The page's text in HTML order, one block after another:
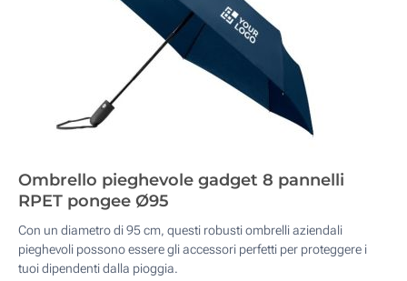
Ombrello pieghevole gadget 8 pannelli
RPET pongee Ø95
Con un diametro di 95 cm, questi robusti ombrelli aziendali
pieghevoli possono essere gli accessori perfetti per proteggere i
tuoi dipendenti dalla pioggia.